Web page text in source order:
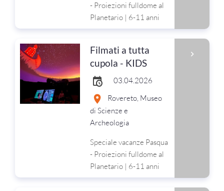
- Proiezioni fulldome al
Planetario | 6-11 anni
Filmati a tutta
cupola - KIDS
03.04.2026
Rovereto, Museo
di Scienze e
Archeologia
Speciale vacanze Pasqua
- Proiezioni fulldome al
Planetario | 6-11 anni